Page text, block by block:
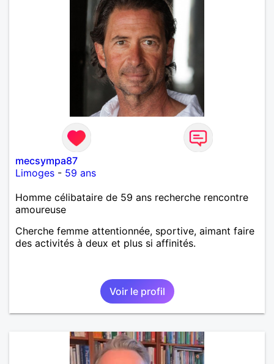
mecsympa87
Limoges - 59 ans
Homme célibataire de 59 ans recherche rencontre
amoureuse
Cherche femme attentionnée, sportive, aimant faire
des activités à deux et plus si affinités.
Voir le profil